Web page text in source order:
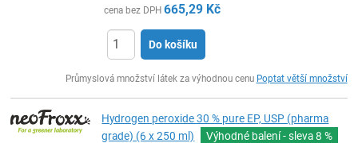
cena bez DPH 665,29 Kč
Do košíku
Průmyslová množství látek za výhodnou cenu Poptat větší množství
Hydrogen peroxide 30 % pure EP, USP (pharma
grade) (6 x 250 ml)
Výhodné balení - sleva8 %